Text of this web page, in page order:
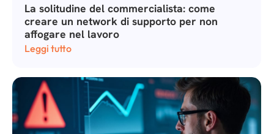
La solitudine del commercialista: come
creare un network di supporto per non
affogare nel lavoro
Leggi tutto